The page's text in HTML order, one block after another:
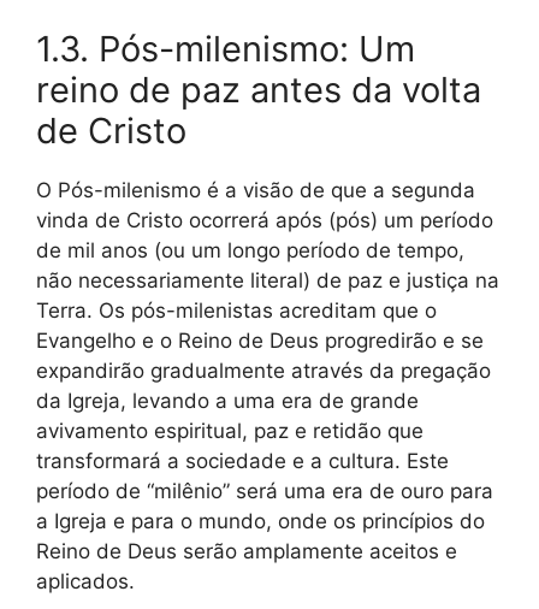
1.3. Pós-milenismo: Um
reino de paz antes da volta
de Cristo
O Pós-milenismo é a visão de que a segunda
vinda de Cristo ocorrerá após (pós) um período
de mil anos (ou um longo período de tempo,
não necessariamente literal) de paz e justiça na
Terra. Os pós-milenistas acreditam que o
Evangelho e o Reino de Deus progredirão e se
expandirão gradualmente através da pregação
da Igreja, levando a uma era de grande
avivamento espiritual, paz e retidão que
transformará a sociedade e a cultura. Este
período de “milênio” será uma era de ouro para
a Igreja e para o mundo, onde os princípios do
Reino de Deus serão amplamente aceitos e
aplicados.